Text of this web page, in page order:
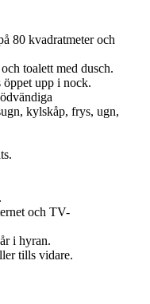
80 kvadratmeter och
toalett med dusch.
öppet upp i nock.
kylskåp, frys, ugn,
och TV-
i hyran.
tills vidare.